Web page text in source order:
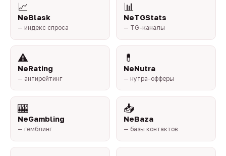
📈
NeBlask
— индекс спроса
📊
NeTGStats
— TG-каналы
⚠️
NeRating
— антирейтинг
💊
NeNutra
— нутра-офферы
🎰
NeGambling
— гемблинг
📥
NeBaza
— базы контактов